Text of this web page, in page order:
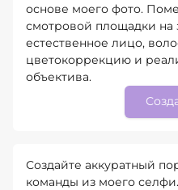
основе моего фото.
смотровой площадки на
естественное лицо,
цветокоррекцию и
объектива.
Создайте аккуратный
команды из моего